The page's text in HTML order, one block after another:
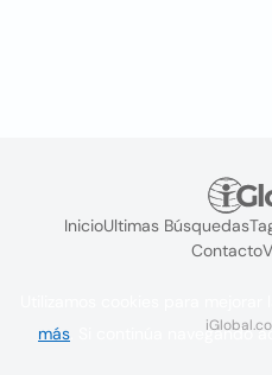
InicioUltimas Búsquedas
Contacto
más . Si continúa navegando